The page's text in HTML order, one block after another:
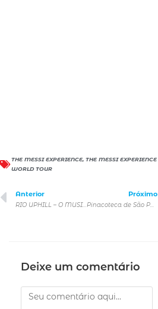
THE MESSI EXPERIENCE, THE MESSI EXPERIENCE
WORLD TOUR
Anterior
RIO UPHILL – O MUSICAL: primeiro musical brasileiro totalmente original criado em Nova York chega em São Paulo
Próximo
Pinacoteca de São Paulo apresenta mostra panorâmica de Renata Lucas
Deixe um comentário